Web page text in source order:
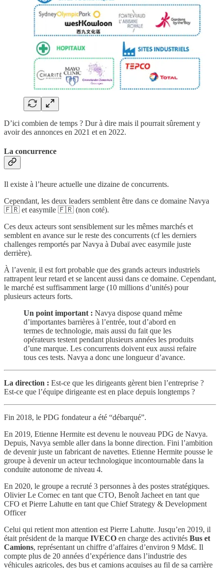
D’ici combien de temps ? Dur à dire mais il pourrait sûrement y
avoir des annonces en 2021 et en 2022.
La concurrence
Il existe à l’heure actuelle une dizaine de concurrents.
Cependant, les deux leaders semblent être dans ce domaine Navya
🇫🇷 et easymile 🇫🇷 (non coté).
Ces deux acteurs sont sensiblement sur les mêmes marchés et
semblent en avance sur le reste des concurrents (cf les derniers
challenges remportés par Navya à Dubaï avec easymile juste
derrière).
À l’avenir, il est fort probable que des grands acteurs industriels
rattrapent leur retard et se lancent aussi dans ce domaine. Cependant,
le marché est suffisamment large (10 millions d’unités) pour
plusieurs acteurs forts.
Un point important : Navya dispose quand même
d’importantes barrières à l’entrée, tout d’abord en
termes de technologie, mais aussi du fait que les
opérateurs testent pendant plusieurs années les produits
d’une marque. Les concurrents doivent eux aussi refaire
tous ces tests. Navya a donc une longueur d’avance.
La direction : Est-ce que les dirigeants gèrent bien l’entreprise ?
Est-ce que l’équipe dirigeante est en place depuis longtemps ?
Fin 2018, le PDG fondateur a été “débarqué”.
En 2019, Etienne Hermite est devenu le nouveau PDG de Navya.
Depuis, Navya semble aller dans la bonne direction. Fini l’ambition
de devenir juste un fabricant de navettes. Etienne Hermite pousse le
groupe à devenir un acteur technologique incontournable dans la
conduite autonome de niveau 4.
En 2020, le groupe a recruté 3 personnes à des postes stratégiques.
Olivier Le Cornec en tant que CTO, Benoît Jacheet en tant que
CFO et Pierre Lahutte en tant que Chief Strategy & Development
Officer
Celui qui retient mon attention est Pierre Lahutte. Jusqu’en 2019, il
était président de la marque IVECO en charge des activités Bus et
Camions, représentant un chiffre d’affaires d’environ 9 Mds€. Il
compte plus de 20 années d’expérience dans l’industrie des
véhicules agricoles, des bus et camions acquises au fil de sa carrière